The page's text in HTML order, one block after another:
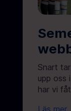
Snart
upp oss
har vi